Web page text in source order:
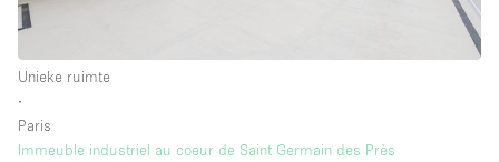
Unieke ruimte
∙
Paris
Immeuble industriel au coeur de Saint Germain des Près